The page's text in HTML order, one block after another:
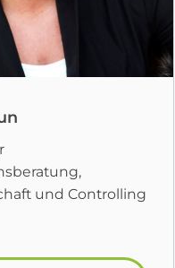
und Controlling